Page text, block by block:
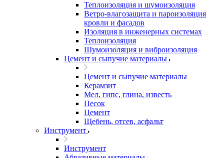
Теплоизоляция и шумоизоляция
Ветро-влагозащита и пароизоляция
кровли и фасадов
Изоляция в инженерных системах
Теплоизоляция
Шумоизоляция и виброизоляция
Цемент и сыпучие материалы
Цемент и сыпучие материалы
Керамзит
Мел, гипс, глина, известь
Песок
Цемент
Щебень, отсев, асфальт
Инструмент
Инструмент